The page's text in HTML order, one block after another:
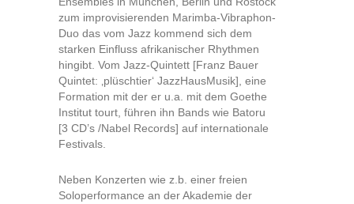
zum improvisierenden Marimba-Vibraphon-
Duo das vom Jazz kommend sich dem
starken Einfluss afrikanischer Rhythmen
hingibt. Vom Jazz-Quintett [Franz Bauer
Quintet: ‚plüschtier‘ JazzHausMusik], eine
Formation mit der er u.a. mit dem Goethe
Institut tourt, führen ihn Bands wie Batoru
[3 CD’s /Nabel Records] auf internationale
Festivals.
Neben Konzerten wie z.b. einer freien
Soloperformance an der Akademie der